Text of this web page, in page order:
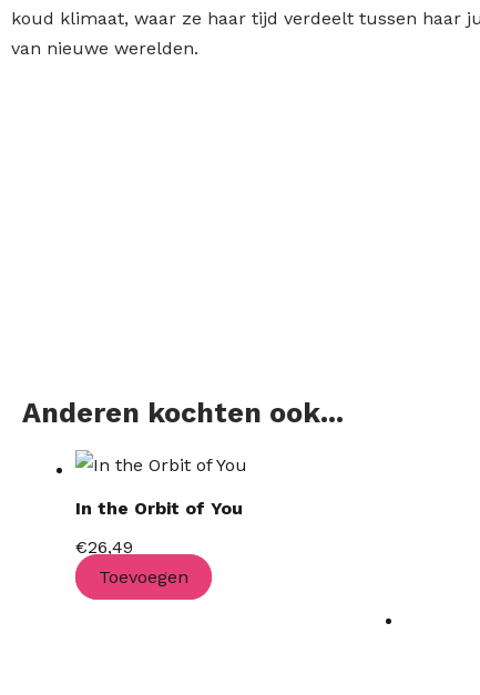
koud klimaat, waar ze haar tijd verdeelt tussen haar
van nieuwe werelden.
Anderen kochten ook...
In the Orbit of You
€26,49
Toevoegen